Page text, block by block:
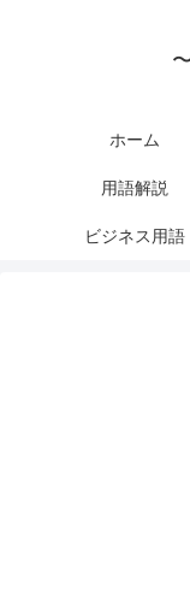
ホーム
用語解説
ビジネス用語